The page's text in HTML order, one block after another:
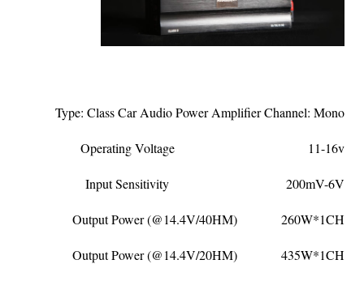
Type: Class Car Audio Power Amplifier Channel: Mono
Operating Voltage 11-16v
Input Sensitivity 200mV-6V
Output Power (@14.4V/40HM) 260W*1CH
Output Power (@14.4V/20HM) 435W*1CH